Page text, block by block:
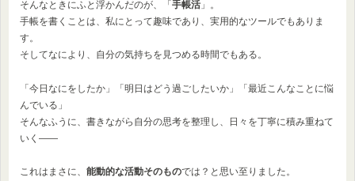
そんなときにふと浮かんだのが、「 手帳活 」。
手帳を書くことは、私にとって趣味であり、実用的なツールでもありま
す。
そしてなにより、自分の気持ちを見つめる時間でもある。
「今日なにをしたか」「明日はどう過ごしたいか」「最近こんなことに悩
んでいる」
そんなふうに、書きながら自分の思考を整理し、日々を丁寧に積み重ねて
いく——
これはまさに、 能動的な活動そのものでは？と思い至りました。